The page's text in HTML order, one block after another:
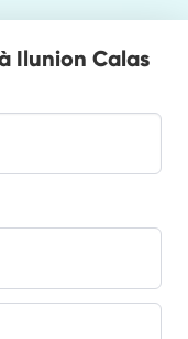
Ilunion Calas